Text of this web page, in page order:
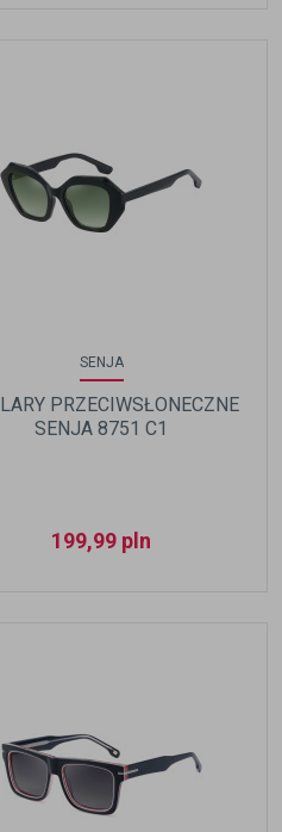
SENJA
PRZECIWSŁONECZNE
SENJA 8751 C1
199,99 pln